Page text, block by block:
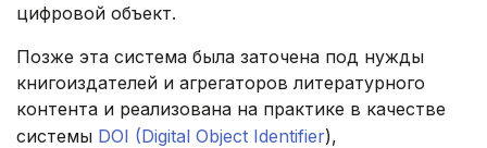
цифровой объект.
Позже эта система была заточена под нужды
книгоиздателей и агрегаторов литературного
контента и реализована на практике в качестве
системы DOI (Digital Object Identifier),